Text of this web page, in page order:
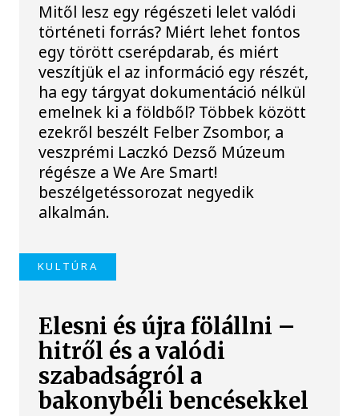
Mitől lesz egy régészeti lelet valódi
történeti forrás? Miért lehet fontos
egy törött cserépdarab, és miért
veszítjük el az információ egy részét,
ha egy tárgyat dokumentáció nélkül
emelnek ki a földből? Többek között
ezekről beszélt Felber Zsombor, a
veszprémi Laczkó Dezső Múzeum
régésze a We Are Smart!
beszélgetéssorozat negyedik
alkalmán.
KULTÚRA
Elesni és újra fölállni –
hitről és a valódi
szabadságról a
bakonybéli bencésekkel